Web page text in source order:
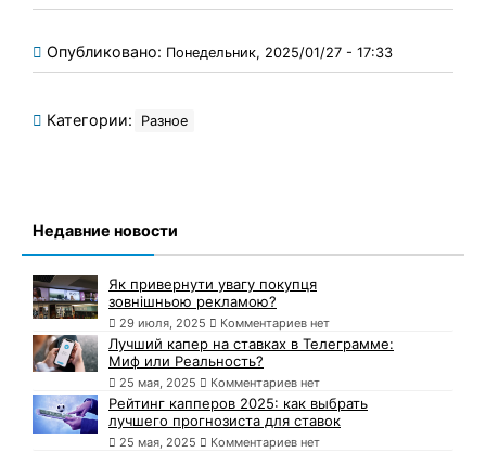
Опубликовано: Понедельник, 2025/01/27 - 17:33
Категории: Разное
Недавние новости
Як привернути увагу покупця
зовнішньою рекламою?
29 июля, 2025 Комментариев нет
Лучший капер на ставках в Телеграмме:
Миф или Реальность?
25 мая, 2025 Комментариев нет
Рейтинг капперов 2025: как выбрать
лучшего прогнозиста для ставок
25 мая, 2025 Комментариев нет